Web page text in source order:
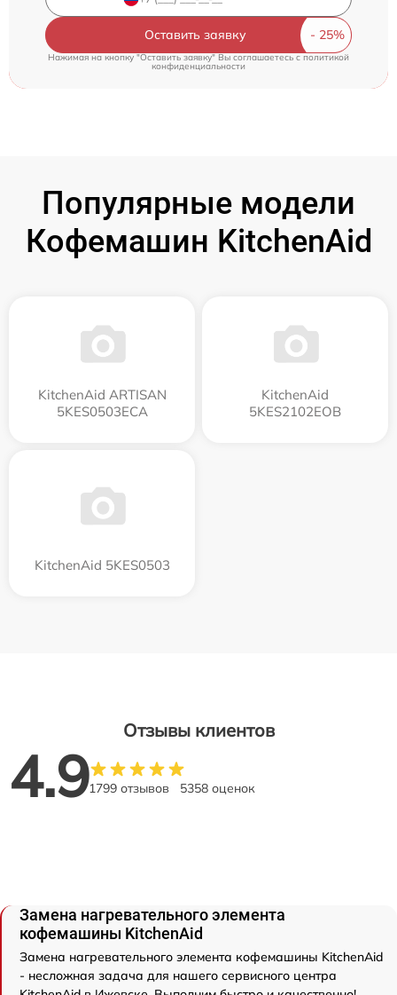
Оставить заявку
Нажимая на кнопку "Оставить заявку" Вы соглашаетесь cполитикой
конфиденциальности
Популярные модели
Кофемашин KitchenAid
KitchenAid ARTISAN
5KES0503ECA
KitchenAid
5KES2102EOB
KitchenAid 5KES0503
Отзывы клиентов
4.91799 отзывов 5358 оценок
Замена нагревательного элемента
кофемашины KitchenAid
Замена нагревательного элемента кофемашины KitchenAid
- несложная задача для нашего сервисного центра